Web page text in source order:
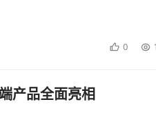
0
产品全面亮相